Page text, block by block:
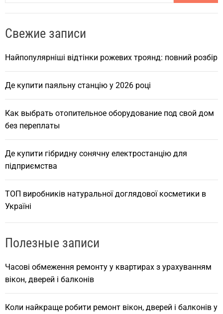
a
c
Свежие записи
Найпопулярніші відтінки рожевих троянд: повний розбір
Де купити паяльну станцію у 2026 році
Как выбрать отопительное оборудование под свой дом
без переплаты
Де купити гібридну сонячну електростанцію для
підприємства
ТОП виробників натуральної доглядової косметики в
Україні
Полезные записи
Часові обмеження ремонту у квартирах з урахуванням
вікон, дверей і балконів
Коли найкраще робити ремонт вікон, дверей і балконів у